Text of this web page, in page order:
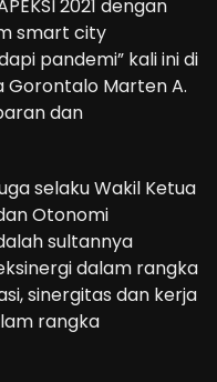
2021 dengan
smart city
pandemi” kali ini di
Gorontalo Marten A.
dan
selaku Wakil Ketua
Otonomi
sultannya
dalam rangka
sinergitas dan kerja
rangka